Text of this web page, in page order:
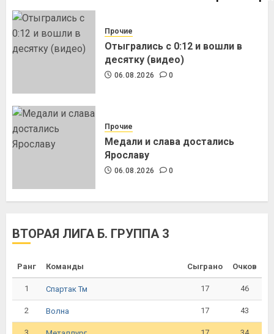
Прочие
Отыгрались с 0:12 и вошли в
десятку (видео)
06.08.2026 0
Прочие
Медали и слава достались
Ярославу
06.08.2026 0
ВТОРАЯ ЛИГА Б. ГРУППА 3
Ранг Команды Сыграно Очков
1 Спартак Тм 17 46
2 Волна 17 43